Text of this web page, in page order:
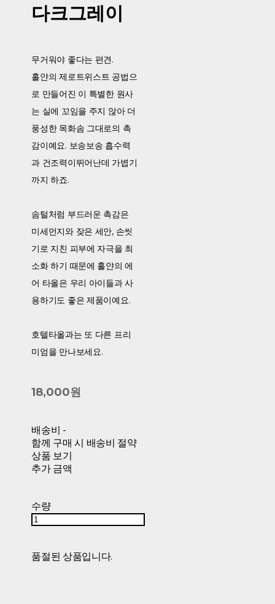
다크그레이
무거워야 좋다는 편견.
홀얀의 제로트위스트 공법으
로 만들어진 이 특별한 원사
는 실에 꼬임을 주지 않아 더
풍성한 목화솜 그대로의 촉
감이예요. 보송보송 흡수력
과 건조력이뛰어난데 가볍기
까지 하죠.
솜털처럼 부드러운 촉감은
미세먼지와 잦은 세안, 손씻
기로 지친 피부에 자극을 최
소화 하기 때문에 홀얀의 에
어 타올은 우리 아이들과 사
용하기도 좋은 제품이예요.
호텔타올과는 또 다른 프리
미엄을 만나보세요.
18,000원
배송비 -
함께 구매 시 배송비 절약
상품 보기
추가 금액
수량
품절된 상품입니다.